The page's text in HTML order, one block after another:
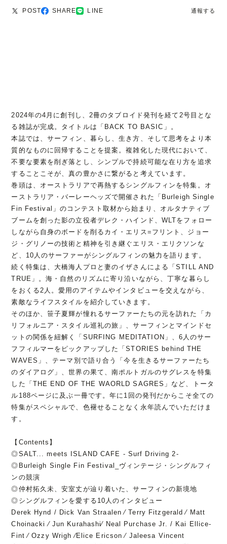
POST SHARE LINE 通報する
2024年の4月に創刊し、2冊のタブロイド発刊を経て2号目とな
る雑誌が完成。タイトルは「BACK TO BASIC」。
本誌では、サーフィン、暮らし、生き方、そして思考をより本
質的なものに回帰することを提案。複雑化した現代において、
不要な要素を削ぎ落とし、シンプルで持続可能な在り方を追求
することこそが、真の豊かさに繋がると考えています。
巻頭は、オーストラリアで再熱するシングルフィンを特集。オ
ーストラリア・バーレーヘッズで開催された「Burleigh Single
Fin Festival」のコンテスト取材から始まり、オルタナティブ
ブームを創った影の立役者デレク・ハインド、WLTをフォロー
しながら自身のボードを削るカイ・エリス=フリント、ジョー
ジ・グリノーの技術と精神を引き継ぐエリス・エリクソンな
ど、10人のサーファーがシングルフィンの魅力を語ります。
続く特集は、大橋海人プロと妻のイザさんによる「STILL AND
TRUE」。海・自然のリズムに寄り沿いながら、丁寧な暮らし
をおくる2人。愛用のアイテムやインタビューを交えながら、
素敵なライフスタイルを紹介していきます。
そのほか、笹子夏輝が憧れるサーファーたちの元を訪れた「カ
リフォルニア・スタイル巡礼の旅」、サーフィンとマインドセ
ットの関係を紐解く「SURFING MEDITATION」、6人のサー
フフィルマーをピックアップした「STORIES behind THE
WAVES」、テーマ別で語り合う「今を生きるサーファーたち
のダイアログ」、世界の果て、南ポルトガルのサグレスを特集
した「THE END OF THE WAORLD SAGRES」など、トータ
ル188ページに及ぶ一冊です。年に1回の発刊だからこそ全ての
特集がスペシャルで、色褪せることなく永年読んでいただけま
す。
【Contents】
◎SALT... meets ISLAND CAFE - Surf Driving 2-
◎Burleigh Single Fin Festival_ヴィンテージ・シングルフィ
ンの競演
◎仲村拓久未、安室丈が辿り着いた、サーフィンの新境地
◎シングルフィンを愛する10人のインタビュー
Derek Hynd / Dick Van Straalen ⁄ Terry Fitzgerald ⁄ Matt
Choinacki ⁄ Jun Kurahashi⁄ Neal Purchase Jr. / Kai Ellice-
Fint ⁄ Ozzy Wrigh ⁄Elice Ericson ⁄ Jaleesa Vincent